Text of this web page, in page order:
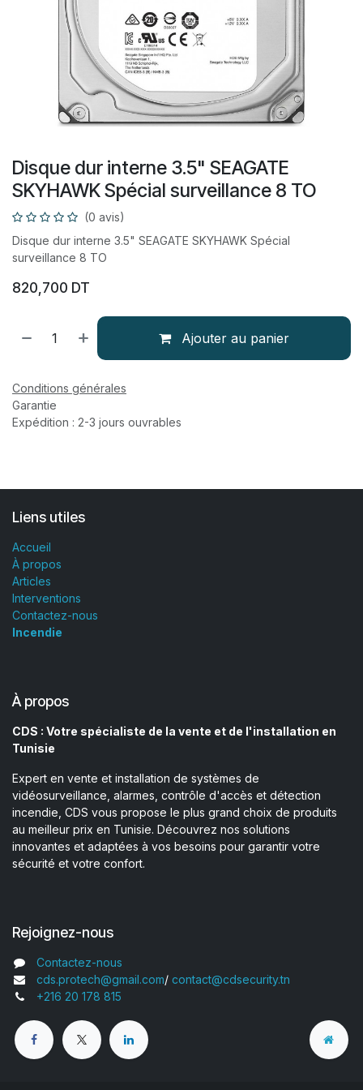
Disque dur interne 3.5" SEAGATE
SKYHAWK Spécial surveillance 8 TO
(0 avis)
Disque dur interne 3.5" SEAGATE SKYHAWK Spécial
surveillance 8 TO
820,700 DT
Ajouter au panier
Conditions générales
Garantie
Expédition : 2-3 jours ouvrables
Liens utiles
Accueil
À propos
Articles
Interventions
Contactez-nous
Incendie
À propos
CDS : Votre spécialiste de la vente et de l'installation en
Tunisie
Expert en vente et installation de systèmes de
vidéosurveillance, alarmes, contrôle d'accès et détection
incendie, CDS vous propose le plus grand choix de produits
au meilleur prix en Tunisie. Découvrez nos solutions
innovantes et adaptées à vos besoins pour garantir votre
sécurité et votre confort.
Rejoignez-nous
Contactez-nous
cds.protech@gmail.com/ contact@cdsecurity.tn
+216 20 178 815